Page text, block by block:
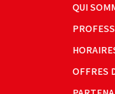
QUI
OFFRES